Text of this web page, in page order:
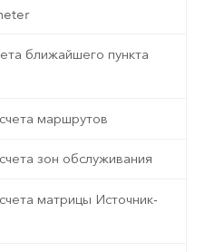
ближайшего пункта
маршрутов
зон обслуживания
матрицы Источник-